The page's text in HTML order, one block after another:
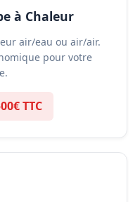
à Chaleur
air/eau ou air/air.
pour votre
TTC